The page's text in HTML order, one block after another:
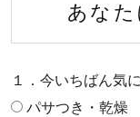
あな
１．今いちばん気
パサつき・乾燥